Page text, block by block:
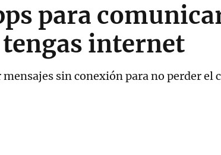
para
internet
sin conexión para no perder el